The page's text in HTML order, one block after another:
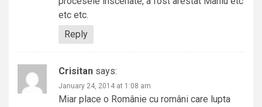
etc etc.
Reply
Crisitan says:
January 24, 2014 at 1:08 am
Miar place o Românie cu români care lupta